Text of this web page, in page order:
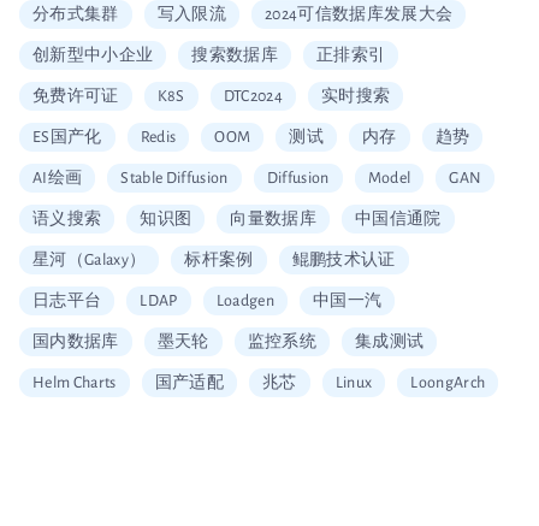
分布式集群 写入限流 2024可信数据库发展大会
创新型中小企业 搜索数据库 正排索引
免费许可证 K8S DTC2024 实时搜索
ES国产化 Redis OOM 测试 内存 趋势
AI绘画 Stable Diffusion Diffusion Model GAN
语义搜索 知识图 向量数据库 中国信通院
星河（Galaxy） 标杆案例 鲲鹏技术认证
日志平台 LDAP Loadgen 中国一汽
国内数据库 墨天轮 监控系统 集成测试
Helm Charts 国产适配 兆芯 Linux LoongArch